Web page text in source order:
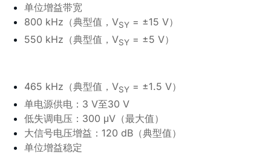
单位增益带宽
800 kHz （典型值， VSY = ±15 V）
550 kHz （典型值， VSY = ±5 V）
465 kHz （典型值， VSY = ±1.5 V）
单电源供电： 3 V至30 V
低失调电压： 300 μV （最大值）
大信号电压增益： 120 dB （典型值）
单位增益稳定